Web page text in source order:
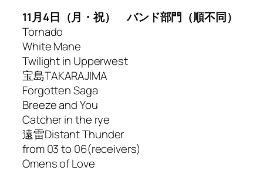
11月4日（月・祝） バンド部門（順不同）
Tornado
White Mane
Twilight in Upperwest
宝島TAKARAJIMA
Forgotten Saga
Breeze and You
Catcher in the rye
遠雷Distant Thunder
from 03 to 06(receivers)
Omens of Love